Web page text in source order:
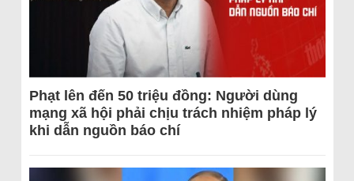
Phạt lên đến 50 triệu đồng: Người dùng
mạng xã hội phải chịu trách nhiệm pháp lý
khi dẫn nguồn báo chí